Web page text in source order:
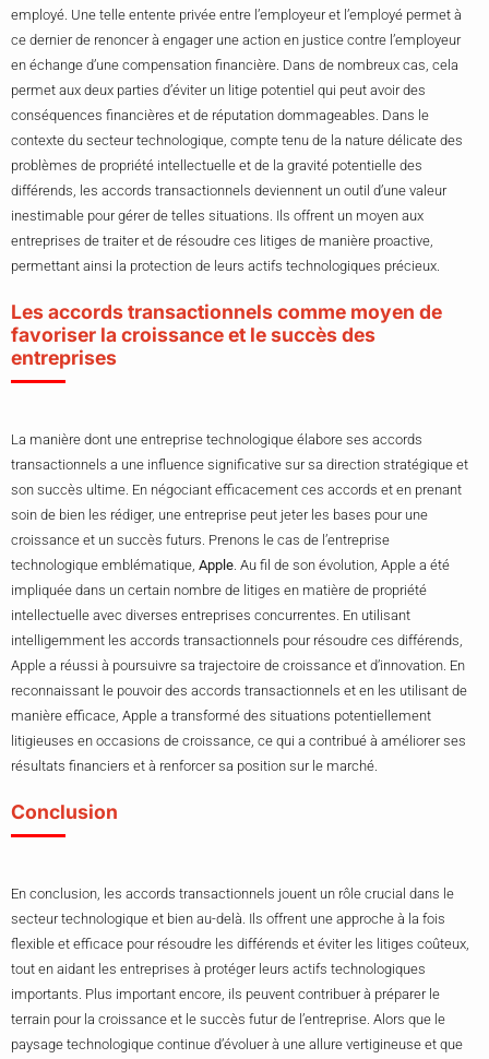
employé. Une telle entente privée entre l’employeur et l’employé permet à
ce dernier de renoncer à engager une action en justice contre l’employeur
en échange d’une compensation financière. Dans de nombreux cas, cela
permet aux deux parties d’éviter un litige potentiel qui peut avoir des
conséquences financières et de réputation dommageables. Dans le
contexte du secteur technologique, compte tenu de la nature délicate des
problèmes de propriété intellectuelle et de la gravité potentielle des
différends, les accords transactionnels deviennent un outil d’une valeur
inestimable pour gérer de telles situations. Ils offrent un moyen aux
entreprises de traiter et de résoudre ces litiges de manière proactive,
permettant ainsi la protection de leurs actifs technologiques précieux.
Les accords transactionnels comme moyen de
favoriser la croissance et le succès des
entreprises
La manière dont une entreprise technologique élabore ses accords
transactionnels a une influence significative sur sa direction stratégique et
son succès ultime. En négociant efficacement ces accords et en prenant
soin de bien les rédiger, une entreprise peut jeter les bases pour une
croissance et un succès futurs. Prenons le cas de l’entreprise
technologique emblématique, Apple . Au fil de son évolution, Apple a été
impliquée dans un certain nombre de litiges en matière de propriété
intellectuelle avec diverses entreprises concurrentes. En utilisant
intelligemment les accords transactionnels pour résoudre ces différends,
Apple a réussi à poursuivre sa trajectoire de croissance et d’innovation. En
reconnaissant le pouvoir des accords transactionnels et en les utilisant de
manière efficace, Apple a transformé des situations potentiellement
litigieuses en occasions de croissance, ce qui a contribué à améliorer ses
résultats financiers et à renforcer sa position sur le marché.
Conclusion
En conclusion, les accords transactionnels jouent un rôle crucial dans le
secteur technologique et bien au-delà. Ils offrent une approche à la fois
flexible et efficace pour résoudre les différends et éviter les litiges coûteux,
tout en aidant les entreprises à protéger leurs actifs technologiques
importants. Plus important encore, ils peuvent contribuer à préparer le
terrain pour la croissance et le succès futur de l’entreprise. Alors que le
paysage technologique continue d’évoluer à une allure vertigineuse et que